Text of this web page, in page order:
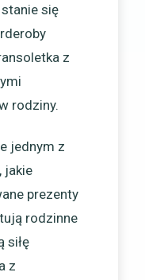
się
z
rodziny.
jednym z
jakie
prezenty
rodzinne
siłę
z